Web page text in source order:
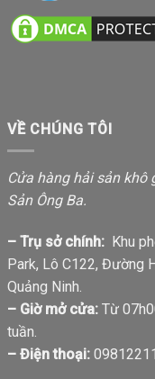
VỀ CHÚNG TÔI
Cửa hàng hải sản khô
Sản Ông Ba.
– Trụ sở chính:Khu
Park, Lô C122, Đường
Quảng Ninh.
– Giờ mở cửa:Từ
tuần.
– Điện thoại: